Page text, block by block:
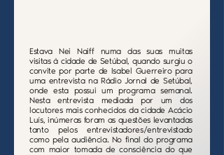
Estava Nei Naiff numa das suas muitas
visitas à cidade de Setúbal, quando surgiu o
convite por parte de Isabel Guerreiro para
uma entrevista na Rádio Jornal de Setúbal,
onde esta possui um programa semanal.
Nesta entrevista mediada por um dos
locutores mais conhecidos da cidade Acácio
Luís, inúmeras foram as questões levantadas
tanto pelos entrevistadores/entrevistado
como pela audiência. No final do programa
com maior tomada de consciência do que